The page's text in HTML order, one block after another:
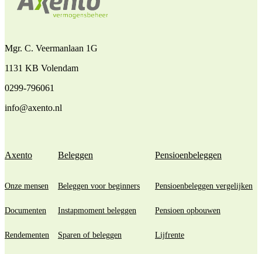
Mgr. C. Veermanlaan 1G
1131 KB Volendam
0299-796061
info@axento.nl
Axento
Onze mensen
Documenten
Rendementen
Beleggen
Beleggen voor beginners
Instapmoment beleggen
Sparen of beleggen
Pensioenbeleggen
Pensioenbeleggen vergelijken
Pensioen opbouwen
Lijfrente